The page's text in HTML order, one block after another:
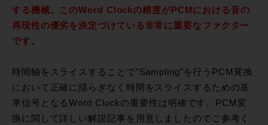
する機械。このWord Clockの精度がPCMにおける音の
再現性の優劣を決定づけている非常に重要なファクター
です。
時間軸をスライスすることで”Sampling”を行うPCM変換
において正確に揺らぎなく時間をスライスするための基
準信号となるWord Clockの重要性は明確です。PCM変
換に関して詳しい解説記事を用意しましたのでご参考く